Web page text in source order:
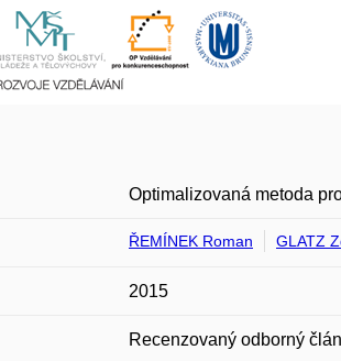
Optimalizovaná metoda
ŘEMÍNEK Roman GLATZ
2015
Recenzovaný odborný